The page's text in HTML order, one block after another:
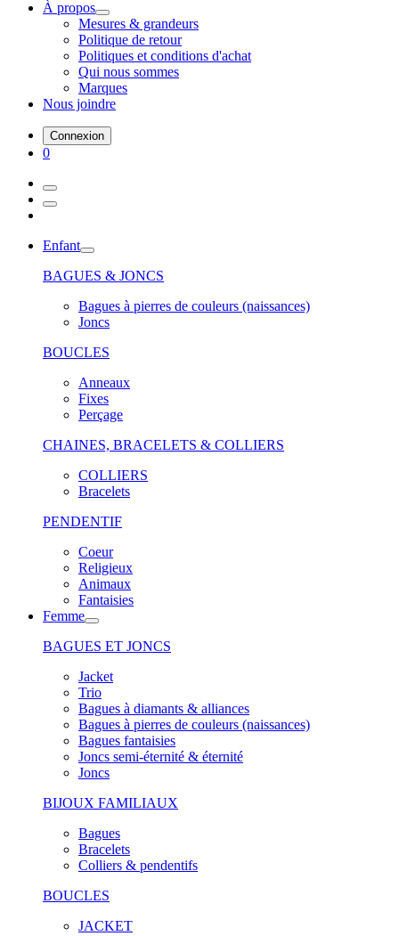
À propos
Mesures & grandeurs
Politique de retour
Politiques et conditions d'achat
Qui nous sommes
Marques
Nous joindre
Connexion
0
Enfant
BAGUES & JONCS
Bagues à pierres de couleurs (naissances)
Joncs
BOUCLES
Anneaux
Fixes
Perçage
CHAINES, BRACELETS & COLLIERS
COLLIERS
Bracelets
PENDENTIF
Coeur
Religieux
Animaux
Fantaisies
Femme
BAGUES ET JONCS
Jacket
Trio
Bagues à diamants & alliances
Bagues à pierres de couleurs (naissances)
Bagues fantaisies
Joncs semi-éternité & éternité
Joncs
BIJOUX FAMILIAUX
Bagues
Bracelets
Colliers & pendentifs
BOUCLES
JACKET